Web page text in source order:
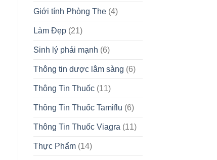
Giới tính Phòng The(4)
Làm Đẹp(21)
Sinh lý phái mạnh (6)
Thông tin dược lâm sàng (6)
Thông Tin Thuốc(11)
Thông Tin Thuốc Tamiflu (6)
Thông Tin Thuốc Viagra (11)
Thực Phẩm(14)